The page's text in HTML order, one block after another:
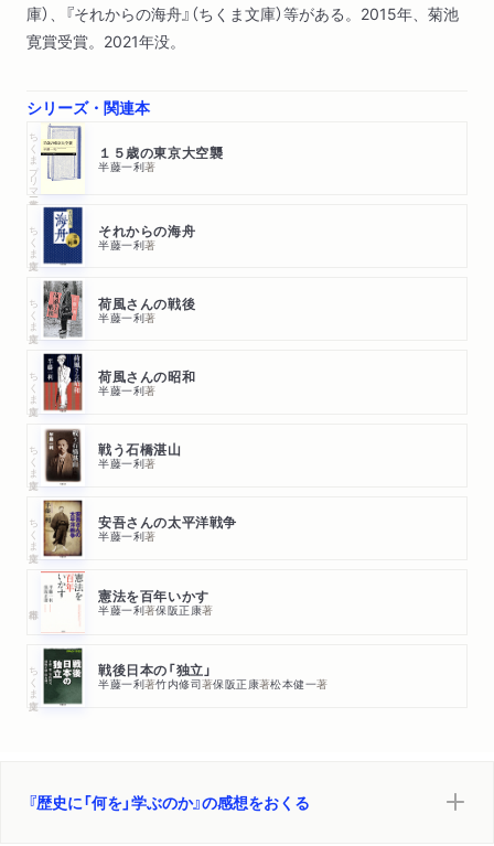
庫）、『それからの海舟』（ちくま文庫）等がある。2015年、菊池
寛賞受賞。2021年没。
シリーズ・関連本
ちくまプリマー新書 １５歳の東京大空襲
半藤一利著
ちくま文庫 それからの海舟
半藤一利著
ちくま文庫 荷風さんの戦後
半藤一利著
ちくま文庫 荷風さんの昭和
半藤一利著
ちくま文庫 戦う石橋湛山
半藤一利著
ちくま文庫 安吾さんの太平洋戦争
半藤一利著
憲法を百年いかす
半藤一利著保阪正康著
ちくま文庫 戦後日本の「独立」
半藤一利著竹内修司著保阪正康著松本健一著
『歴史に「何を」学ぶのか』の感想をおくる